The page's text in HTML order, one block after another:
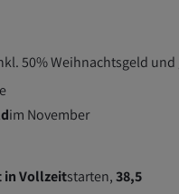
50% Weihnachtsgeld und
im November
in Vollzeitstarten,38,5